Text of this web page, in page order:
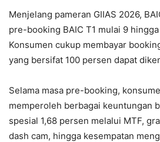
Menjelang pameran GIIAS 2026,
pre-booking BAIC T1 mulai 9
Konsumen cukup membayar
yang bersifat 100 persen dapat
Selama masa pre-booking,
memperoleh berbagai keuntungan
spesial 1,68 persen melalui MTF,
dash cam, hingga kesempatan